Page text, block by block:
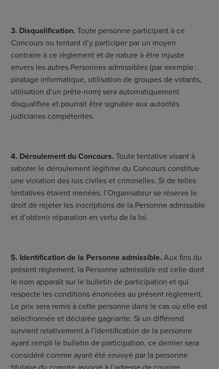
3. Disqualification.Toute personne participant à ce
Concours ou tentant d’y participer par un moyen
contraire à ce règlement et de nature à être injuste
envers les autres Personnes admissibles (par exemple :
piratage informatique, utilisation de groupes de votants,
utilisation d’un prête-nom) sera automatiquement
disqualifiée et pourrait être signalée aux autorités
judiciaires compétentes.
4. Déroulement du Concours.Toute tentative visant à
saboter le déroulement légitime du Concours constitue
une violation des lois civiles et criminelles. Si de telles
tentatives étaient menées, l’Organisateur se réserve le
droit de rejeter les inscriptions de la Personne admissible
et d’obtenir réparation en vertu de la loi.
5. Identification de la Personne admissible.Aux fins du
présent règlement, la Personne admissible est celle dont
le nom apparaît sur le bulletin de participation et qui
respecte les conditions énoncées au présent règlement.
Le prix sera remis à cette personne dans le cas où elle est
sélectionnée et déclarée gagnante. Si un différend
survient relativement à l’identification de la personne
ayant rempli le bulletin de participation, ce dernier sera
considéré comme ayant été envoyé par la personne